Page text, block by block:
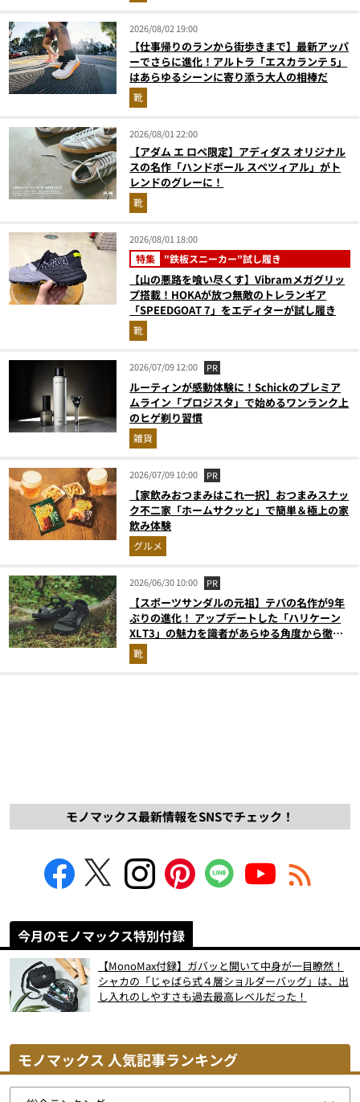
2026/08/02 19:00
【仕事帰りのランから街歩きまで】最新アッパ
ーでさらに進化！アルトラ「エスカランテ 5」
はあらゆるシーンに寄り添う大人の相棒だ
靴
2026/08/01 22:00
【アダム エ ロペ限定】アディダス オリジナル
スの名作「ハンドボール スペツィアル」がト
レンドのグレーに！
靴
2026/08/01 18:00
特集 "鉄板スニーカー"試し履き
【山の悪路を喰い尽くす】Vibramメガグリッ
プ搭載！HOKAが放つ無敵のトレランギア
「SPEEDGOAT 7」をエディターが試し履き
靴
2026/07/09 12:00 PR
ルーティンが感動体験に！Schickのプレミア
ムライン「プロジスタ」で始めるワンランク上
のヒゲ剃り習慣
雑貨
2026/07/09 10:00 PR
【家飲みおつまみはこれ一択】おつまみスナッ
ク不二家「ホームサクッと」で簡単＆極上の家
飲み体験
グルメ
2026/06/30 10:00 PR
【スポーツサンダルの元祖】テバの名作が9年
ぶりの進化！ アップデートした「ハリケーン
XLT3」の魅力を識者があらゆる角度から徹底
解説！
靴
モノマックス最新情報をSNSでチェック！
今月のモノマックス特別付録
【MonoMax付録】ガバッと開いて中身が一目瞭然！
シャカの「じゃばら式４層ショルダーバッグ」は、出
し入れのしやすさも過去最高レベルだった！
モノマックス 人気記事ランキング